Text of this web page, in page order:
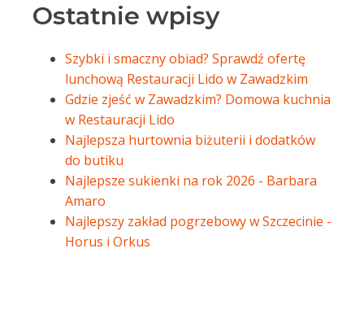
Ostatnie wpisy
Szybki i smaczny obiad? Sprawdź ofertę
lunchową Restauracji Lido w Zawadzkim
Gdzie zjeść w Zawadzkim? Domowa kuchnia
w Restauracji Lido
Najlepsza hurtownia biżuterii i dodatków
do butiku
Najlepsze sukienki na rok 2026 - Barbara
Amaro
Najlepszy zakład pogrzebowy w Szczecinie -
Horus i Orkus